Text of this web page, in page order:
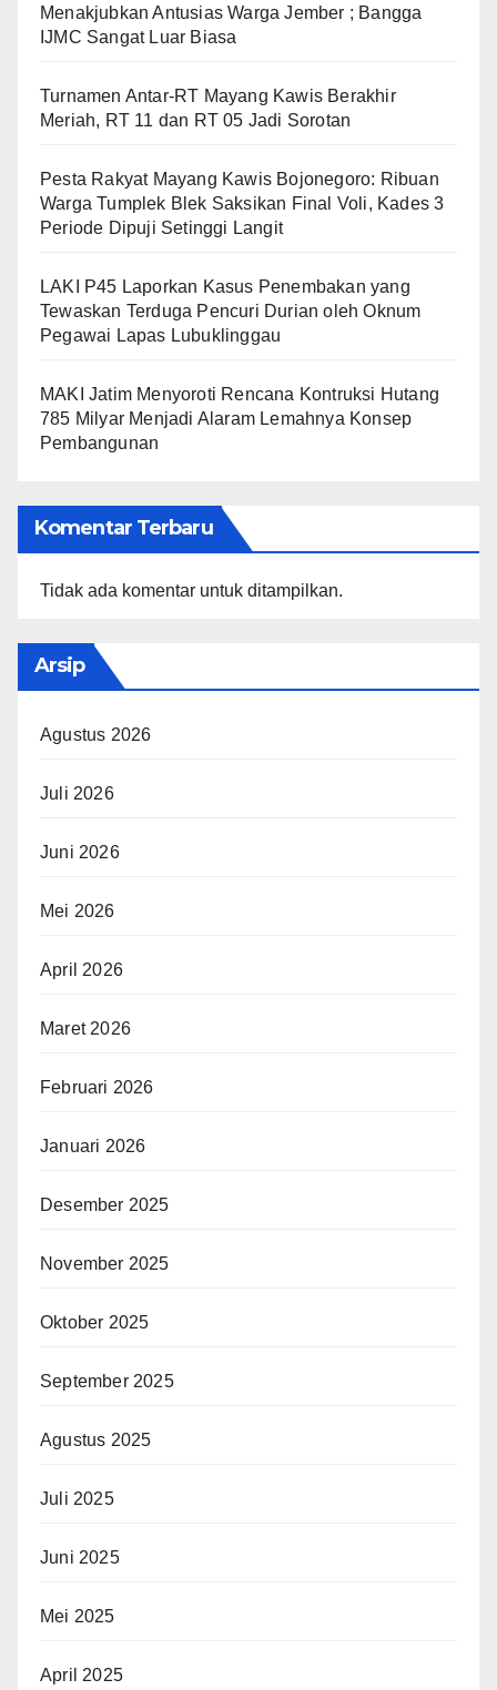
Menakjubkan Antusias Warga Jember ; Bangga
IJMC Sangat Luar Biasa
Turnamen Antar-RT Mayang Kawis Berakhir
Meriah, RT 11 dan RT 05 Jadi Sorotan
​Pesta Rakyat Mayang Kawis Bojonegoro: Ribuan
Warga Tumplek Blek Saksikan Final Voli, Kades 3
Periode Dipuji Setinggi Langit
LAKI P45 Laporkan Kasus Penembakan yang
Tewaskan Terduga Pencuri Durian oleh Oknum
Pegawai Lapas Lubuklinggau
MAKI Jatim Menyoroti Rencana Kontruksi Hutang
785 Milyar Menjadi Alaram Lemahnya Konsep
Pembangunan
Komentar Terbaru
Tidak ada komentar untuk ditampilkan.
Arsip
Agustus 2026
Juli 2026
Juni 2026
Mei 2026
April 2026
Maret 2026
Februari 2026
Januari 2026
Desember 2025
November 2025
Oktober 2025
September 2025
Agustus 2025
Juli 2025
Juni 2025
Mei 2025
April 2025